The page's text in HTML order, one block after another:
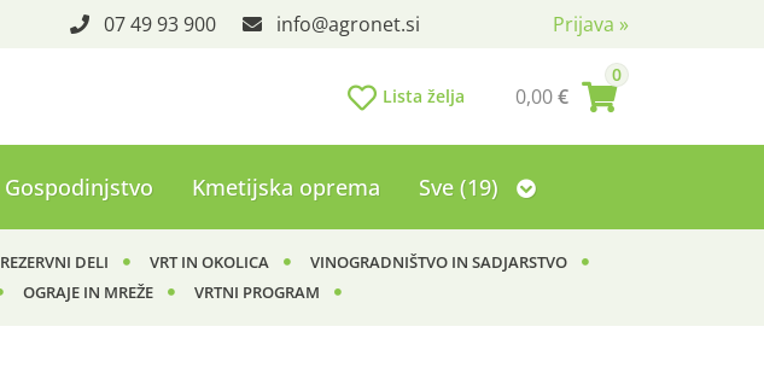
Prijava »
07 49 93 900 info agronet.si
0
0,00€
Lista želja
Gospodinjstvo Kmetijska oprema Sve (19)
REZERVNI DELI VRT IN OKOLICA
VINOGRADNIŠTVO IN SADJARSTVO
OGRAJE IN MREŽE VRTNI PROGRAM